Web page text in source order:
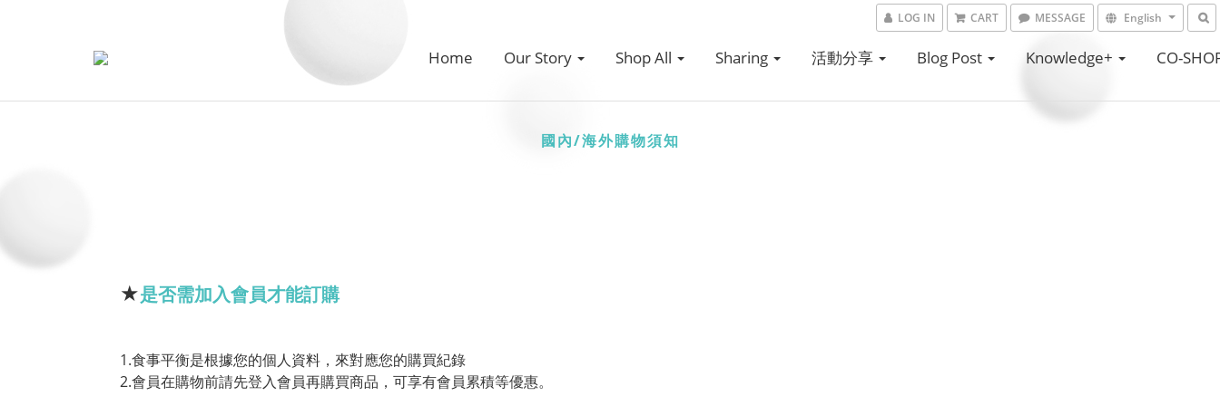
LOG IN CART MESSAGE English
Home Our Story Shop All Sharing 活動分享 Blog Post Knowledge+ CO-
國內/海外購物須知
★是否需加入會員才能訂購
1.食事平衡是根據您的個人資料，來對應您的購買紀錄
2.會員在購物前請先登入會員再購買商品，可享有會員累積等優惠。